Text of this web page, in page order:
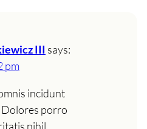
III says:
pm
incidunt
porro
nihil